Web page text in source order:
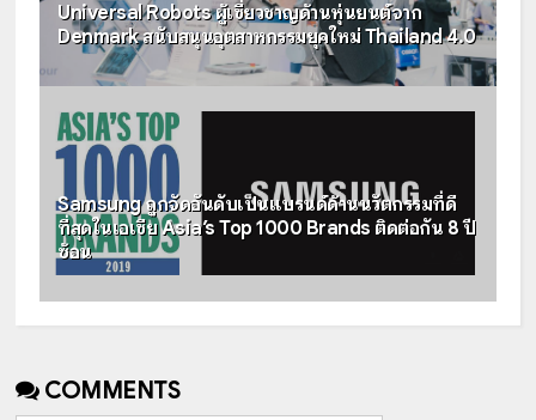
Universal Robots ผู้เชี่ยวชาญด้านหุ่นยนต์จาก
Denmark สนับสนุนอุตสาหกรรมยุคใหม่ Thailand 4.0
Samsung ถูกจัดอันดับเป็นแบรนด์ด้านนวัตกรรมที่ดี
ที่สุดในเอเชีย Asia’s Top 1000 Brands ติดต่อกัน 8 ปี
ซ้อน
COMMENTS